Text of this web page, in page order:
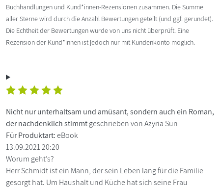
Buchhandlungen und Kund*innen-Rezensionen zusammen. Die Summe
aller Sterne wird durch die Anzahl Bewertungen geteilt (und ggf. gerundet).
Die Echtheit der Bewertungen wurde von uns nicht überprüft. Eine
Rezension der Kund*innen ist jedoch nur mit Kundenkonto möglich.
Nicht nur unterhaltsam und amüsant, sondern auch ein Roman,
der nachdenklich stimmtgeschrieben von Azyria Sun
Für Produktart:eBook
13.09.2021 20:20
Worum geht’s?
Herr Schmidt ist ein Mann, der sein Leben lang für die Familie
gesorgt hat. Um Haushalt und Küche hat sich seine Frau